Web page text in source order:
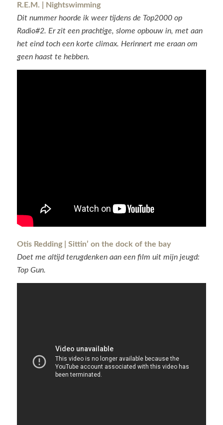
R.E.M. | Nightswimming
Dit nummer hoorde ik weer tijdens de Top2000 op
Radio#2. Er zit een prachtige, slome opbouw in, met aan
het eind toch een korte climax. Herinnert me eraan om
geen haast te hebben.
Otis Redding | Sittin’ on the dock of the bay
Doet me altijd terugdenken aan een film uit mijn jeugd:
Top Gun.